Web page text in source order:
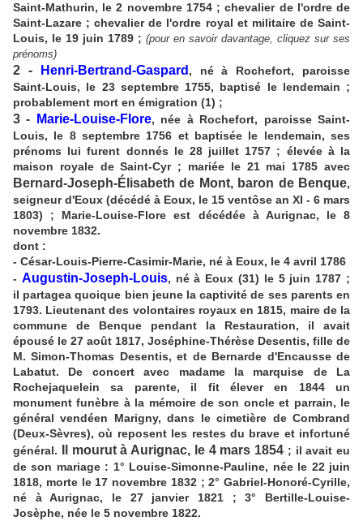
Saint-Mathurin, le 2 novembre 1754 ; chevalier de l'ordre de
Saint-Lazare ; chevalier de l'ordre royal et militaire de Saint-
Louis, le 19 juin 1789 ; (pour en savoir davantage, cliquez sur ses
prénoms)
2 - Henri-Bertrand-Gaspard , né à Rochefort, paroisse
Saint-Louis, le 23 septembre 1755, baptisé le lendemain ;
probablement mort en émigration (1) ;
3 - Marie-Louise-Flore, née à Rochefort, paroisse Saint-
Louis, le 8 septembre 1756 et baptisée le lendemain, ses
prénoms lui furent donnés le 28 juillet 1757 ; élevée à la
maison royale de Saint-Cyr ; mariée le 21 mai 1785 avec
Bernard-Joseph-Élisabeth de Mont, baron de Benque,
seigneur d'Eoux (décédé à Eoux, le 15 ventôse an XI - 6 mars
1803) ; Marie-Louise-Flore est décédée à Aurignac, le 8
novembre 1832.
dont :
- César-Louis-Pierre-Casimir-Marie, né à Eoux, le 4 avril 1786
- Augustin-Joseph-Louis, né à Eoux (31) le 5 juin 1787 ;
il partagea quoique bien jeune la captivité de ses parents en
1793. Lieutenant des volontaires royaux en 1815, maire de la
commune de Benque pendant la Restauration, il avait
épousé le 27 août 1817, Joséphine-Thérèse Desentis, fille de
M. Simon-Thomas Desentis, et de Bernarde d'Encausse de
Labatut. De concert avec madame la marquise de La
Rochejaquelein sa parente, il fit élever en 1844 un
monument funèbre à la mémoire de son oncle et parrain, le
général vendéen Marigny, dans le cimetière de Combrand
(Deux-Sèvres), où reposent les restes du brave et infortuné
général.
Il mourut à Aurignac, le 4 mars 1854 ; il avait eu
de son mariage : 1° Louise-Simonne-Pauline, née le 22 juin
1818, morte le 17 novembre 1832 ; 2° Gabriel-Honoré-Cyrille,
né à Aurignac, le 27 janvier 1821 ; 3° Bertille-Louise-
Josèphe, née le 5 novembre 1822.